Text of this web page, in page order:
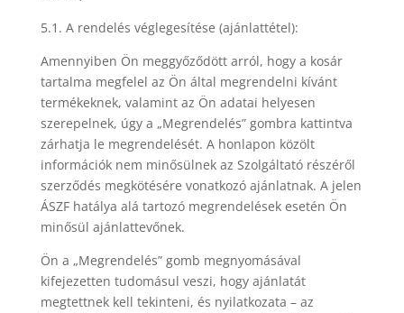
5.1. A rendelés véglegesítése (ajánlattétel):
Amennyiben Ön meggyőződött arról, hogy a kosár
tartalma megfelel az Ön által megrendelni kívánt
termékeknek, valamint az Ön adatai helyesen
szerepelnek, úgy a „Megrendelés” gombra kattintva
zárhatja le megrendelését. A honlapon közölt
információk nem minősülnek az Szolgáltató részéről
szerződés megkötésére vonatkozó ajánlatnak. A jelen
ÁSZF hatálya alá tartozó megrendelések esetén Ön
minősül ajánlattevőnek.
Ön a „Megrendelés” gomb megnyomásával
kifejezetten tudomásul veszi, hogy ajánlatát
megtettnek kell tekinteni, és nyilatkozata – az